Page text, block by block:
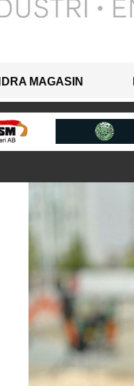
MAGASIN